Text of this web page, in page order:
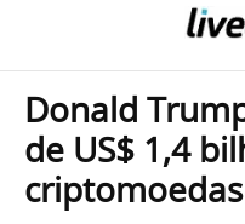
Donald
de US$ 1,4
criptomoedas